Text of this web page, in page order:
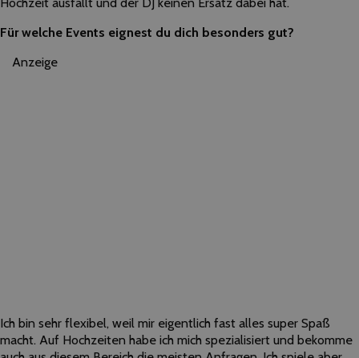
Für welche Events eignest du dich besonders gut?
Anzeige
Ich bin sehr flexibel, weil mir eigentlich fast alles super Spaß
macht. Auf Hochzeiten habe ich mich spezialisiert und bekomme